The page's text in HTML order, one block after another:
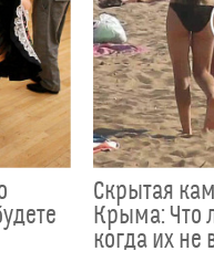
Скрытая
Крыма: Что
когда их не